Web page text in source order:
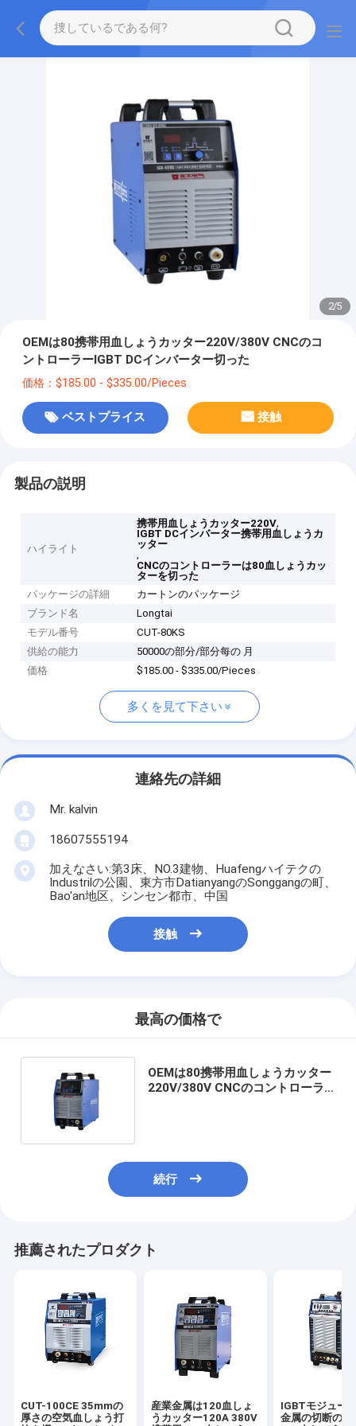
2/5
OEMは80携帯用血しょうカッター220V/380V CNCのコ
ントローラーIGBT DCインバーター切った
価格：$185.00 - $335.00/Pieces
ベストプライス 接触
製品の説明
ハイライト
携帯用血しょうカッター220V,
IGBT DCインバーター携帯用血しょうカ
ッター
,
CNCのコントローラーは80血しょうカッ
ターを切った
パッケージの詳細
カートンのパッケージ
ブランド名
Longtai
モデル番号
CUT-80KS
供給の能力
50000の部分/部分每の 月
価格
$185.00 - $335.00/Pieces
多くを見て下さい
連絡先の詳細
Mr. kalvin
18607555194
加えなさい:第3床、NO.3建物、Huafengハイテクの
Industrilの公園、東方市DatianyangのSonggangの町、
Bao'an地区、シンセン都市、中国
接触
最高の価格で
OEMは80携帯用血しょうカッター
220V/380V CNCのコントローラ
続行
推薦されたプロダクト
CUT-100CE 35mmの
厚さの空気血しょう打
産業金属は120血しょ
うカッター120A 380V
IGBTモジュー
金属の切断のた